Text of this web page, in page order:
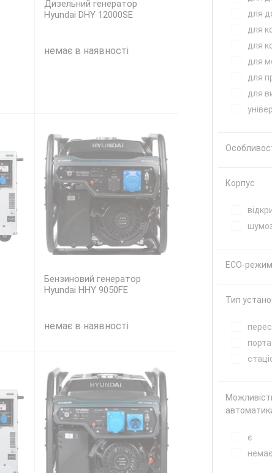
Дизельний генератор
Hyundai DHY 12000SE
немає в наявності
Бензиновий генератор
Hyundai HHY 9050FE
немає в наявності
для
для
для
для
для
для
дві
на
ручка
з
Корпус
ECO-режим
Тип
є
немає